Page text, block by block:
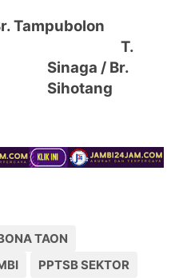
Tampubolon
T.
Sinaga / Br.
Sihotang
TAON
PPTSB SEKTOR